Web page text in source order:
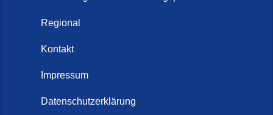
Regional
Kontakt
Impressum
Datenschutzerklärung